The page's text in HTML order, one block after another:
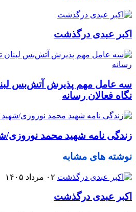
اکبر عبدی درگذشت
سه عامل مهم پذیرش آتش‌بس
نگاه فعالان رسانه
زندگی نامه شهید محمد نوروزی/
نوشته های مشابه
۰۲ مرداد ۱۴۰۵
اکبر عبدی درگذشت